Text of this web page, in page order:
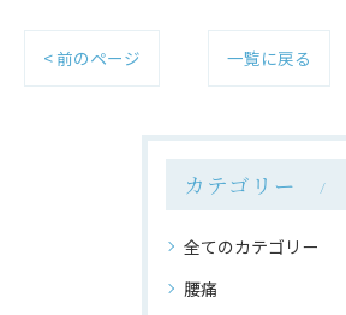
< 前のページ 一覧に戻る
カテゴリー
全てのカテゴリー
腰痛